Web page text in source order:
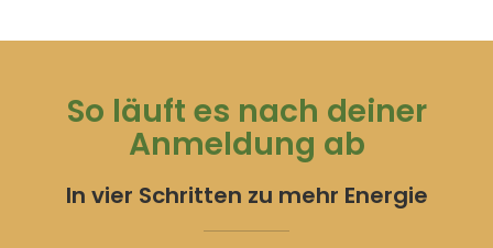
So läuft es nach deiner
Anmeldung ab
In vier Schritten zu mehr Energie